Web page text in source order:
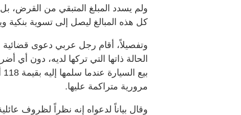
ولم يسدد المبلغ المتبقي من القرض،
كل هذه المبالغ ليصل إلى تسوية بنكية
وتفصيلاً، أقام رجل عربي دعوى
الحالة ذاتها التي تركها لديه، دون أي
مرورية متراكمة عليها.
وقال بياناً لدعواه إنه نظراً لظروف